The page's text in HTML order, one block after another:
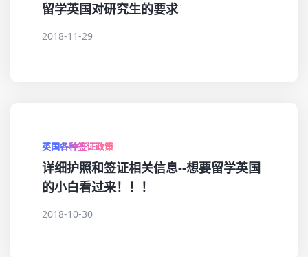
留学英国对研究生的要求
2018-11-29
英国各种签证政策
详细护照和签证相关信息--想要留学英国
的小白看过来！！！
2018-10-30